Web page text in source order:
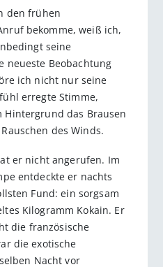
den frühen
bekomme, weiß ich,
seine
neueste Beobachtung
ich nicht nur seine
erregte Stimme,
das Brausen
des Winds.
er nicht angerufen. Im
entdeckte er nachts
Fund: ein sorgsam
Kilogramm Kokain. Er
die französische
die exotische
Nacht vor